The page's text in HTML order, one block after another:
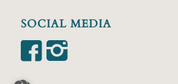
SOCIAL MEDIA